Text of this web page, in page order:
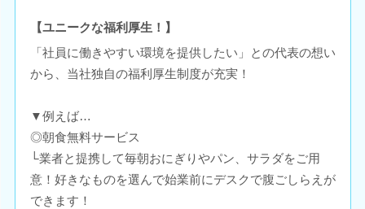
【ユニークな福利厚生！】
「社員に働きやすい環境を提供したい」との代表の想い
から、当社独自の福利厚生制度が充実！
▼例えば…
◎朝食無料サービス
└業者と提携して毎朝おにぎりやパン、サラダをご用
意！好きなものを選んで始業前にデスクで腹ごしらえが
できます！